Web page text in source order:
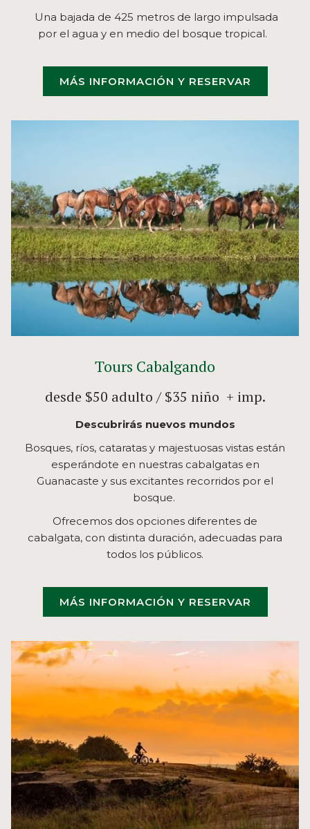
Una bajada de 425 metros de largo impulsada
por el agua y en medio del bosque tropical.
MÁS INFORMACIÓN Y RESERVAR
Tours Cabalgando
desde $50 adulto / $35 niño + imp.
Descubrirás nuevos mundos
Bosques, ríos, cataratas y majestuosas vistas están
esperándote en nuestras cabalgatas en
Guanacaste y sus excitantes recorridos por el
bosque.
Ofrecemos dos opciones diferentes de
cabalgata, con distinta duración, adecuadas para
todos los públicos.
MÁS INFORMACIÓN Y RESERVAR